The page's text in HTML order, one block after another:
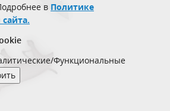
в Политике
Функциональные